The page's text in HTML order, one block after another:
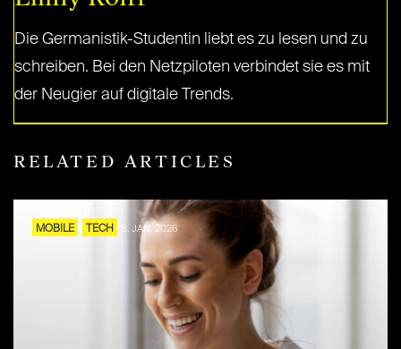
Die Germanistik-Studentin liebt es zu lesen und zu
schreiben. Bei den Netzpiloten verbindet sie es mit
der Neugier auf digitale Trends.
RELATED ARTICLES
MOBILE TECH 8. JAN. 2026